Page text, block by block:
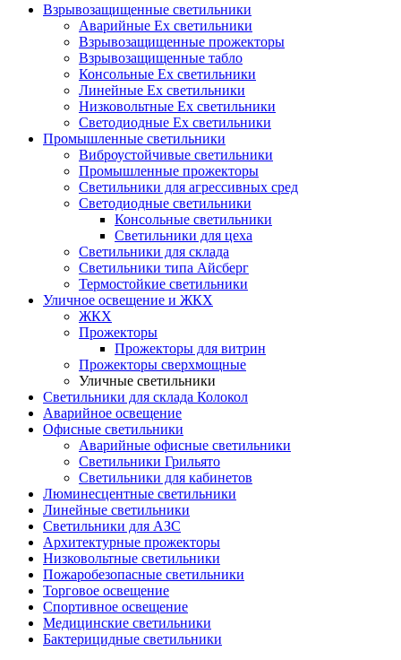
Взрывозащищенные светильники
Аварийные Ex светильники
Взрывозащищенные прожекторы
Взрывозащищенные табло
Консольные Ех светильники
Линейные Ex светильники
Низковольтные Ex светильники
Светодиодные Ex светильники
Промышленные светильники
Виброустойчивые светильники
Промышленные прожекторы
Светильники для агрессивных сред
Светодиодные светильники
Консольные светильники
Светильники для цеха
Светильники для склада
Светильники типа Айсберг
Термостойкие светильники
Уличное освещение и ЖКХ
ЖКХ
Прожекторы
Прожекторы для витрин
Прожекторы сверхмощные
Уличные светильники
Светильники для склада Колокол
Аварийное освещение
Офисные светильники
Аварийные офисные светильники
Светильники Грильято
Светильники для кабинетов
Люминесцентные светильники
Линейные светильники
Светильники для АЗС
Архитектурные прожекторы
Низковольтные светильники
Пожаробезопасные светильники
Торговое освещение
Спортивное освещение
Медицинские светильники
Бактерицидные светильники